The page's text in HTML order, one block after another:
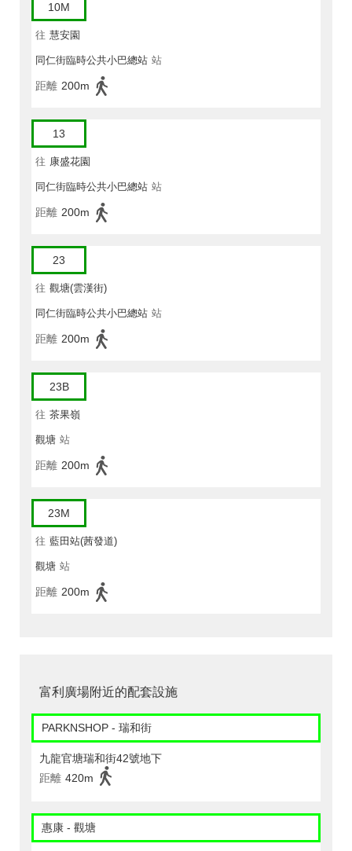
10M
往 慧安園
同仁街臨時公共小巴總站 站
距離 200m
13
往 康盛花園
同仁街臨時公共小巴總站 站
距離 200m
23
往 觀塘(雲漢街)
同仁街臨時公共小巴總站 站
距離 200m
23B
往 茶果嶺
觀塘 站
距離 200m
23M
往 藍田站(茜發道)
觀塘 站
距離 200m
富利廣場附近的配套設施
PARKNSHOP - 瑞和街
九龍官塘瑞和街42號地下
距離 420m
惠康 - 觀塘